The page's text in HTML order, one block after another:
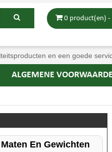
0 product(en) -
en een goede
ALGEMENE
En Gewichten